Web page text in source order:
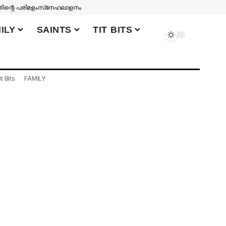
പരിമളംസ്‌നേഹലാളനം
SAINTS TIT BITS
Bits FAMILY